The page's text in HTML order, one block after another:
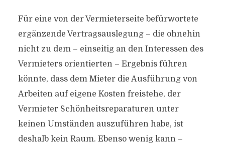
Für eine von der Vermieterseite befürwortete
ergänzende Vertragsauslegung – die ohnehin
nicht zu dem – einseitig an den Interessen des
Vermieters orientierten – Ergebnis führen
könnte, dass dem Mieter die Ausführung von
Arbeiten auf eigene Kosten freistehe, der
Vermieter Schönheitsreparaturen unter
keinen Umständen auszuführen habe, ist
deshalb kein Raum. Ebenso wenig kann –